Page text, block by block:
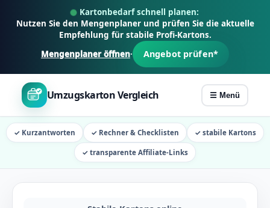
n
Kartonbedarf schnell planen:
Nutzen Sie den Mengenplaner und prüfen Sie die aktuelle
Empfehlung für stabile Profi-Kartons.
Mengenplaner öffnen· Angebot prüfen*
Umzugskarton Vergleich ☰ Menü
✓ Kurzantworten ✓ Rechner & Checklisten ✓ stabile Kartons
✓ transparente Affiliate-Links